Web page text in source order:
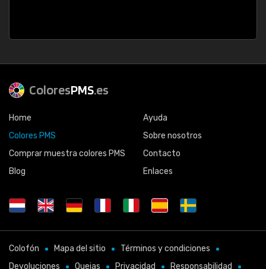
ColoresPMS.es
Home
Colores PMS
Comprar muestra colores PMS
Blog
Ayuda
Sobre nosotros
Contacto
Enlaces
Colofón Mapa del sitio
Términos y condiciones
Devoluciones
Quejas Privacidad Responsabilidad